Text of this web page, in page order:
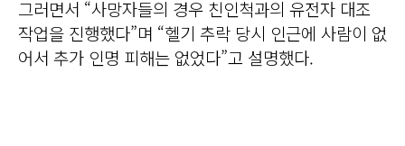
그러면서 “사망자들의 경우 친인척과의 유전자 대조
작업을 진행했다”며 “헬기 추락 당시 인근에 사람이 없
어서 추가 인명 피해는 없었다”고 설명했다.